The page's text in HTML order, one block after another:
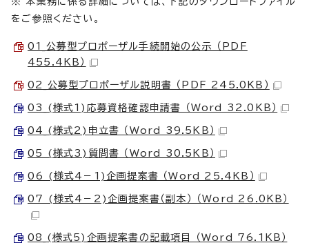
をご参照ください。
01_公募型プロポーザル手続開始の公示 （PDF
455.4KB）
02_公募型プロポーザル説明書 （PDF 245.0KB）
03_(様式1)応募資格確認申請書 （Word 32.0KB）
04_(様式2)申立書 （Word 39.5KB）
05 (様式3)質問書 （Word 30.5KB）
06 (様式4－1)企画提案書 （Word 25.4KB）
07 (様式4－2)企画提案書（副本） （Word 26.0KB）
08_(様式5)企画提案書の記載項目 （Word 76.1KB）